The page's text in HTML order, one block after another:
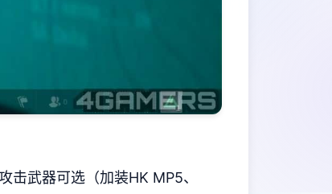
武器可选（加装HK MP5、